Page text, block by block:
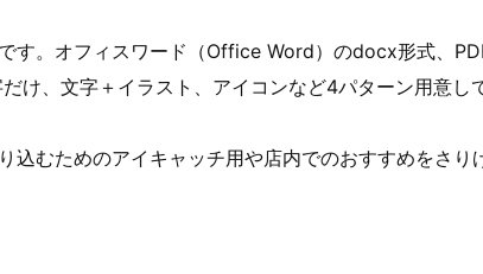
す。オフィスワード（Office Word）のdocx形式、
け、文字＋イラスト、アイコンなど4パターン用意し
込むためのアイキャッチ用や店内でのおすすめをさり